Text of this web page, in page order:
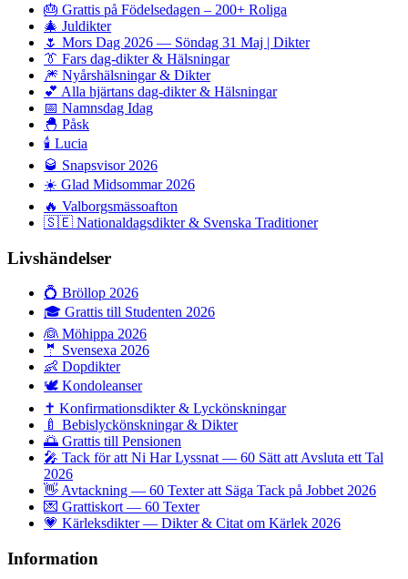
🎂 Grattis på Födelsedagen – 200+ Roliga
🎄 Juldikter
🌷 Mors Dag 2026 — Söndag 31 Maj | Dikter
👔 Fars dag-dikter & Hälsningar
🎆 Nyårshälsningar & Dikter
💕 Alla hjärtans dag-dikter & Hälsningar
📅 Namnsdag Idag
🐣 Påsk
🕯️ Lucia
🥃 Snapsvisor 2026
☀️ Glad Midsommar 2026
🔥 Valborgsmässoafton
🇸🇪 Nationaldagsdikter & Svenska Traditioner
Livshändelser
💍 Bröllop 2026
🎓 Grattis till Studenten 2026
👰 Möhippa 2026
🤵 Svensexa 2026
👶 Dopdikter
🕊️ Kondoleanser
✝️ Konfirmationsdikter & Lyckönskningar
🍼 Bebislyckönskningar & Dikter
🌅 Grattis till Pensionen
🎤 Tack för att Ni Har Lyssnat — 60 Sätt att Avsluta ett Tal
2026
👋 Avtackning — 60 Texter att Säga Tack på Jobbet 2026
💌 Grattiskort — 60 Texter
💗 Kärleksdikter — Dikter & Citat om Kärlek 2026
Information